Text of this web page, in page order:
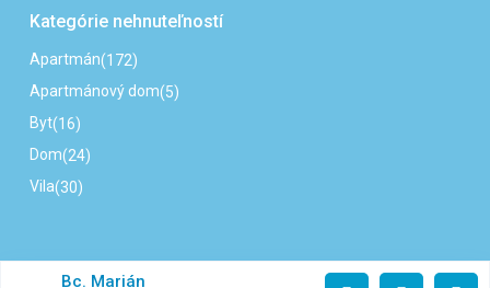
Kategórie nehnuteľností
Apartmán(172)
Apartmánový dom(5)
Byt(16)
Dom(24)
Vila(30)
Copyright HR-Reality. All Rights Reserved.
Bc. Marián